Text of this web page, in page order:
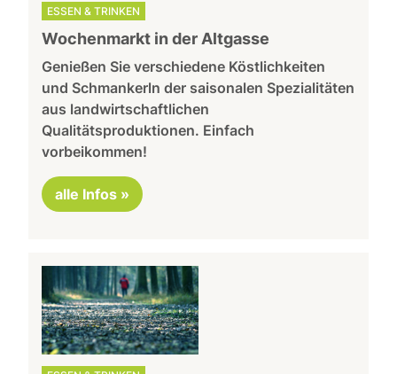
ESSEN & TRINKEN
Wochenmarkt in der Altgasse
Genießen Sie verschiedene Köstlichkeiten
und Schmankerln der saisonalen Spezialitäten
aus landwirtschaftlichen
Qualitätsproduktionen. Einfach
vorbeikommen!
alle Infos »